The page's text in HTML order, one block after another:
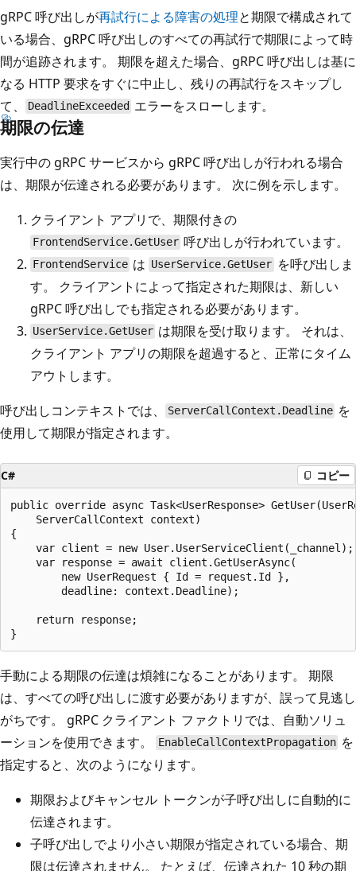
gRPC 呼び出しが再試行による障害の処理と期限で構成されて
いる場合、gRPC 呼び出しのすべての再試行で期限によって時
間が追跡されます。 期限を超えた場合、gRPC 呼び出しは基に
なる HTTP 要求をすぐに中止し、残りの再試行をスキップし
て、
DeadlineExceeded エラーをスローします。
期限の伝達
実行中の gRPC サービスから gRPC 呼び出しが行われる場合
は、期限が伝達される必要があります。 次に例を示します。
クライアント アプリで、期限付きの
FrontendService.GetUser 呼び出しが行われています。
FrontendService は UserService.GetUser を呼び出しま
す。 クライアントによって指定された期限は、新しい
gRPC 呼び出しでも指定される必要があります。
UserService.GetUser は期限を受け取ります。 それは、
クライアント アプリの期限を超過すると、正常にタイム
アウトします。
呼び出しコンテキストでは、
ServerCallContext.Deadline を
使用して期限が指定されます。
C# コピー
public override async Task<UserResponse>
    ServerCallContext context)
{
    var client = new User.UserServiceClient(_channel);
    var response = await client.GetUserAsync(
        new UserRequest { Id = request.Id },
        deadline: context.Deadline);
    return response;
手動による期限の伝達は煩雑になることがあります。 期限
は、すべての呼び出しに渡す必要がありますが、誤って見逃し
がちです。 gRPC クライアント ファクトリでは、自動ソリュ
ーションを使用できます。
EnableCallContextPropagation を
指定すると、次のようになります。
期限およびキャンセル トークンが子呼び出しに自動的に
伝達されます。
子呼び出しでより小さい期限が指定されている場合、期
限は伝達されません。 たとえば、伝達された 10 秒の期